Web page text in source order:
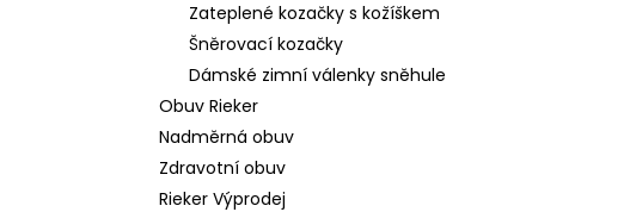
Zateplené kozačky s kožíškem
Šněrovací kozačky
Dámské zimní válenky sněhule
Obuv Rieker
Nadměrná obuv
Zdravotní obuv
Rieker Výprodej